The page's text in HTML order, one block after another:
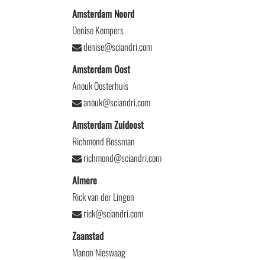
Amsterdam Noord
Denise Kempers
denise@sciandri.com
Amsterdam Oost
Anouk Oosterhuis
anouk@sciandri.com
Amsterdam Zuidoost
Richmond Bossman
richmond@sciandri.com
Almere
Rick van der Lingen
rick@sciandri.com
Zaanstad
Manon Nieswaag